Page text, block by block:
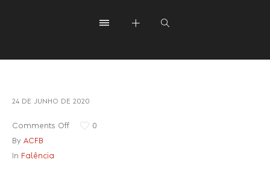
24 DE JUNHO DE 2020
Comments Off 0
By ACFB
In Falência